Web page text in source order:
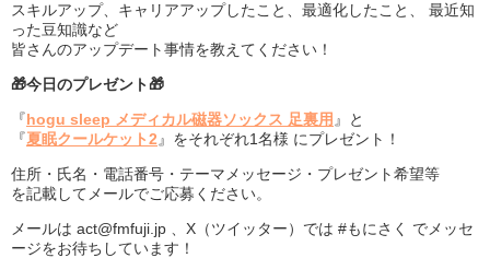
スキルアップ、キャリアアップしたこと、最適化したこと、 最近知
った豆知識など
皆さんのアップデート事情を教えてください！
🎁今日のプレゼント🎁
『hogu sleep メディカル磁器ソックス 足裏用 』と
『夏眠クールケット2 』をそれぞれ1名様 にプレゼント！
住所・氏名・電話番号・テーマメッセージ・プレゼント希望等
を記載してメールでご応募ください。
メールは act@fmfuji.jp 、X（ツイッター）では #もにさく でメッセ
ージをお待ちしています！